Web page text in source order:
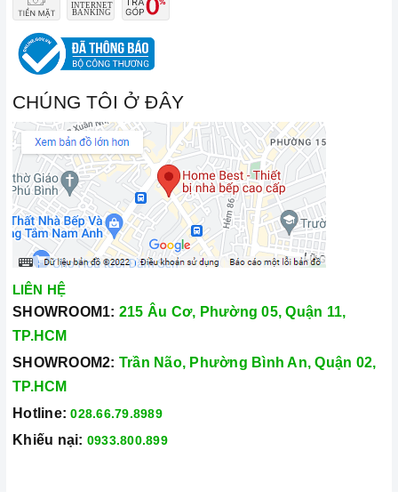
Đến với Home Best, chúng tôi tự hào cung cấp đến khách hàng
đa dạng các dòng bếp từ Chefs nổi tiếng, cam kết về chất
lượng và nguồn gốc sản phẩm chính hãng. Chúng tôi tự tin
mang đến cho quý khách hàng dịch vụ chăm sóc khách hàng
tận tâm và chính sách bảo hành, hậu mãi chuyên nghiệp nhất.
Xem thêm tại đây: Home Best Care - Trung tâm bảo trì, sửa
chữa thiết bị nhà bếp cao cấp
CHÚNG TÔI Ở ĐÂY
LIÊN HỆ
SHOWROOM1: 215 Âu Cơ, Phường 05, Quận 11,
TP.HCM
SHOWROOM2: Trần Não, Phường Bình An, Quận 02,
TP.HCM
Hotline: 028.66.79.8989
Khiếu nại: 0933.800.899